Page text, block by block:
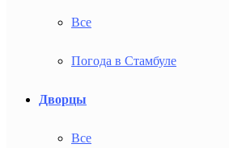
Все
Погода в Стамбуле
Дворцы
Все